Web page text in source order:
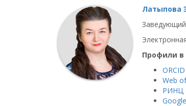
Латыпова
Профили в
ORCID
Web
РИНЦ